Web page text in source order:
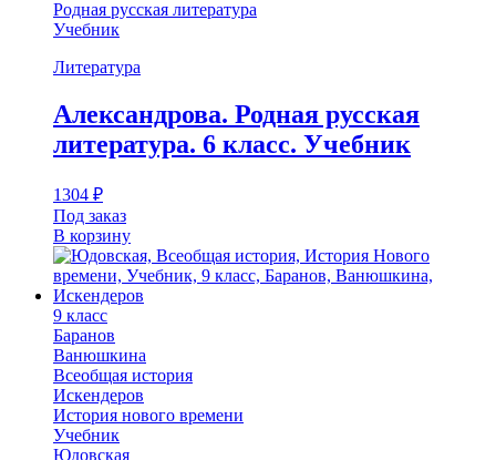
Родная русская литература
Учебник
Литература
Александрова. Родная русская
литература. 6 класс. Учебник
1304 ₽
Под заказ
В корзину
9 класс
Баранов
Ванюшкина
Всеобщая история
Искендеров
История нового времени
Учебник
Юдовская